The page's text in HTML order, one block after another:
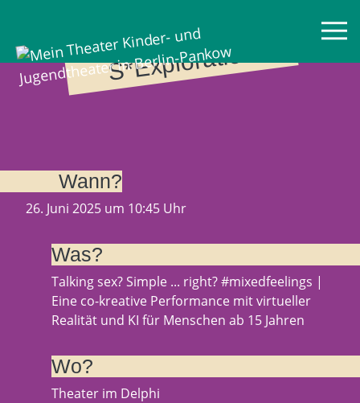
Wann?
26. Juni 2025 um 10:45 Uhr
Virt
u
al
S*
Ex
pl
or
ati
o
n
Was?
Talking sex? Simple ... right? #mixedfeelings |
Eine co-kreative Performance mit virtueller
Realität und KI für Menschen ab 15 Jahren
Wo?
Theater im Delphi